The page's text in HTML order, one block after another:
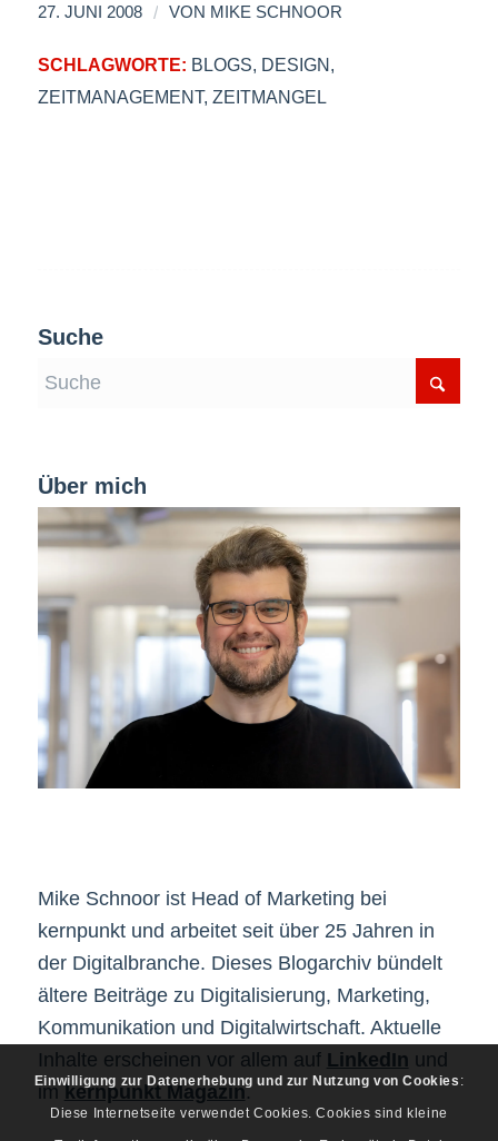
27. JUNI 2008 / VON MIKE SCHNOOR
SCHLAGWORTE: BLOGS DESIGN
ZEITMANAGEMENT, ZEITMANGEL
Suche
Über mich
Mike Schnoor ist Head of Marketing bei
kernpunkt und arbeitet seit über 25 Jahren in
der Digitalbranche. Dieses Blogarchiv bündelt
ältere Beiträge zu Digitalisierung, Marketing,
Kommunikation und Digitalwirtschaft. Aktuelle
Inhalte erscheinen vor allem auf LinkedIn und
imkernpunkt Magazin.
Einwilligung zur Datenerhebung und zur Nutzung von Cookies :
Diese Internetseite verwendet Cookies. Cookies sind kleine